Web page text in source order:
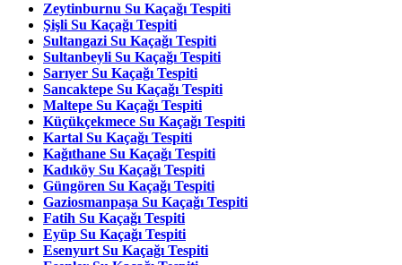
Zeytinburnu Su Kaçağı Tespiti
Şişli Su Kaçağı Tespiti
Sultangazi Su Kaçağı Tespiti
Sultanbeyli Su Kaçağı Tespiti
Sarıyer Su Kaçağı Tespiti
Sancaktepe Su Kaçağı Tespiti
Maltepe Su Kaçağı Tespiti
Küçükçekmece Su Kaçağı Tespiti
Kartal Su Kaçağı Tespiti
Kağıthane Su Kaçağı Tespiti
Kadıköy Su Kaçağı Tespiti
Güngören Su Kaçağı Tespiti
Gaziosmanpaşa Su Kaçağı Tespiti
Fatih Su Kaçağı Tespiti
Eyüp Su Kaçağı Tespiti
Esenyurt Su Kaçağı Tespiti